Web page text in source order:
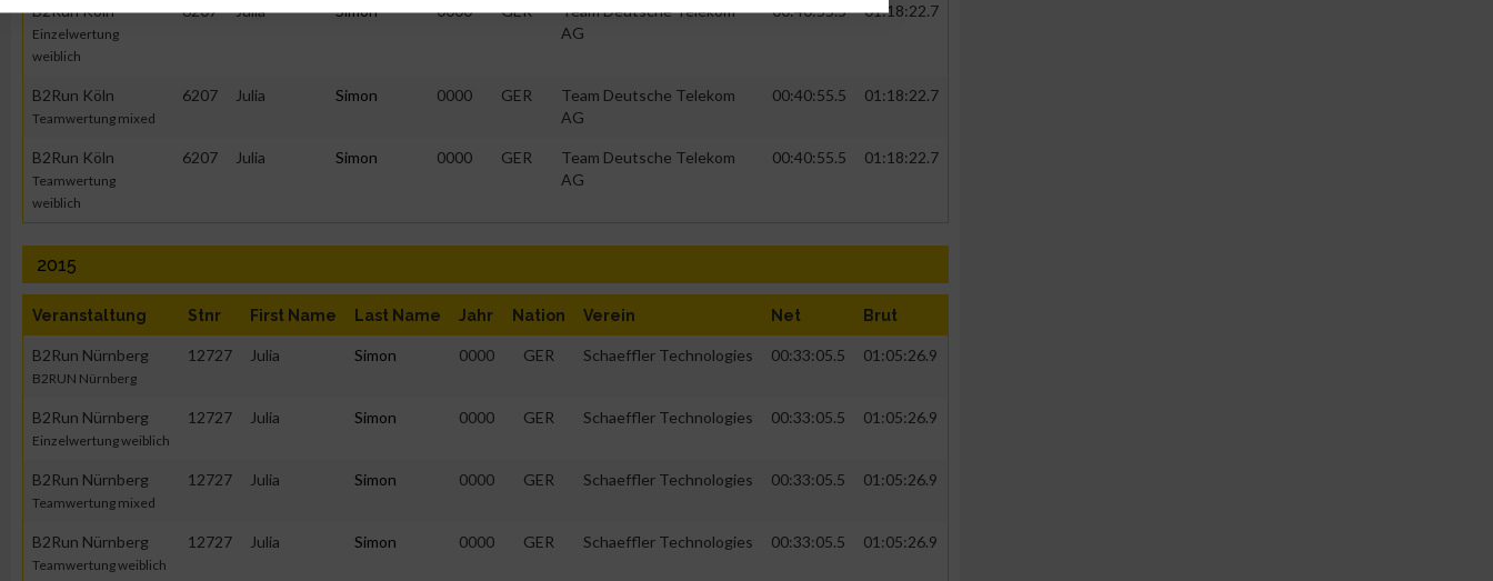
B2Run Köln
Einzelwertung
weiblich
6207 Julia Simon 0000 GER
Team Deutsche Telekom
AG
00:40:55.5 01:18:22.7
B2Run Köln
Teamwertung mixed
6207 Julia Simon 0000 GER
Team Deutsche Telekom
AG
00:40:55.5 01:18:22.7
B2Run Köln
Teamwertung
weiblich
6207 Julia Simon 0000 GER
Team Deutsche Telekom
AG
00:40:55.5 01:18:22.7
2015
Veranstaltung Stnr First Name Last Name Jahr Nation Verein Net Brut
B2Run Nürnberg
B2RUN Nürnberg
12727 Julia Simon 0000 GER Schaeffler Technologies 00:33:05.5 01:05:26.9
B2Run Nürnberg
Einzelwertung weiblich
12727 Julia Simon 0000 GER Schaeffler Technologies 00:33:05.5 01:05:26.9
B2Run Nürnberg
Teamwertung mixed
12727 Julia Simon 0000 GER Schaeffler Technologies 00:33:05.5 01:05:26.9
B2Run Nürnberg
Teamwertung weiblich
12727 Julia Simon 0000 GER Schaeffler Technologies 00:33:05.5 01:05:26.9
Verwendung reduzierter Daten zur Auswahl von Werbeanzeigen
Erstellung von Profilen für personalisierte Werbung
Verwendung von Profilen zur Auswahl personalisierter Werbung
Verwendung von Profilen zur Auswahl personalisierter Inhalte
Messung der Werbeleistung
Messung der Performance von Inhalten
Analyse von Zielgruppen durch Statistiken oder Kombinationen von Daten aus
verschiedenen Quellen
Entwicklung und Verbesserung der Angebote